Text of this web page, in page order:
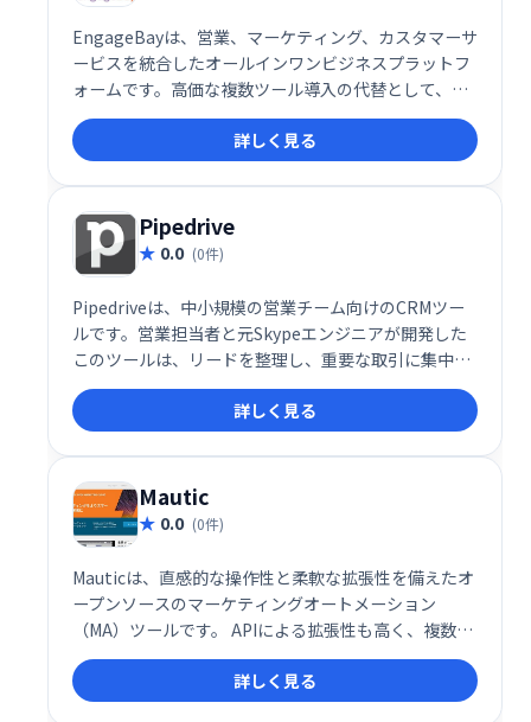
EngageBayは、営業、マーケティング、カスタマーサ
ービスを統合したオールインワンビジネスプラットフ
ォームです。高価な複数ツール導入の代替として、電
子メールマーケティング、CRM、販売管理、ライブチ
ャット、マーケティングオートメーションなどを提供
します。直感的なインターフェースでビジネスの維
持・成長を支援します。
詳しく見る
Pipedrive
0.0 (0件)
Pipedriveは、中小規模の営業チーム向けのCRMツー
ルです。営業担当者と元Skypeエンジニアが開発した
このツールは、リードを整理し、重要な取引に集中で
きるよう支援します。販売パイプラインを可視化し、
営業活動を効率化することで、売上向上に貢献しま
す。
詳しく見る
Mautic
0.0 (0件)
Mauticは、直感的な操作性と柔軟な拡張性を備えたオ
ープンソースのマーケティングオートメーション
（MA）ツールです。 APIによる拡張性も高く、複数部
署での統合的なマーケティングを実現します。無料で
ご利用いただけるので、手軽にマーケティング活動の
自動化を始めることができます。
詳しく見る